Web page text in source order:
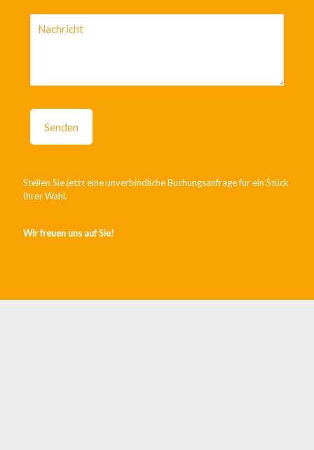
Stellen Sie jetzt eine unverbindliche Buchungsanfrage für ein Stück
Ihrer Wahl.
Wir freuen uns auf Sie!